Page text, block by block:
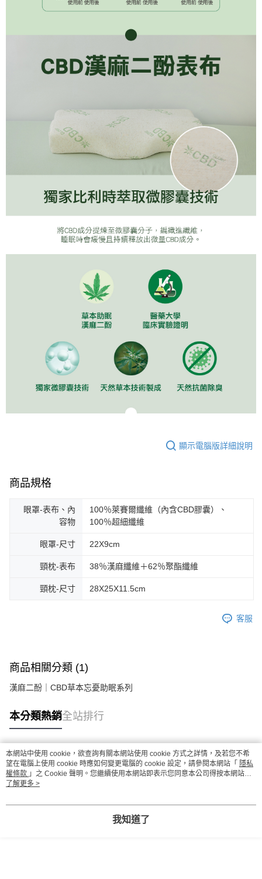
顯示電腦版詳細說明
商品規格
眼罩-表布、內
容物
100％萊賽爾纖維（內含CBD膠囊）、
100％超細纖維
眼罩-尺寸 22X9cm
頸枕-表布 38％漢麻纖維＋62％聚酯纖維
頸枕-尺寸 28X25X11.5cm
客服
商品相關分類 (1)
漢麻二酚｜CBD草本忘憂助眠系列
本分類熱銷全站排行
熱門標籤
本網站中使用 cookie，欲查詢有關本網站使用 cookie 方式之詳情，及若您不希
望在電腦上使用 cookie 時應如何變更電腦的 cookie 設定，請參閱本網站「 隱私
權條款 」之 Cookie 聲明。您繼續使用本網站即表示您同意本公司得按本網站使
用條款之 Cookie 聲明使用 cookie。
了解更多 >
我知道了